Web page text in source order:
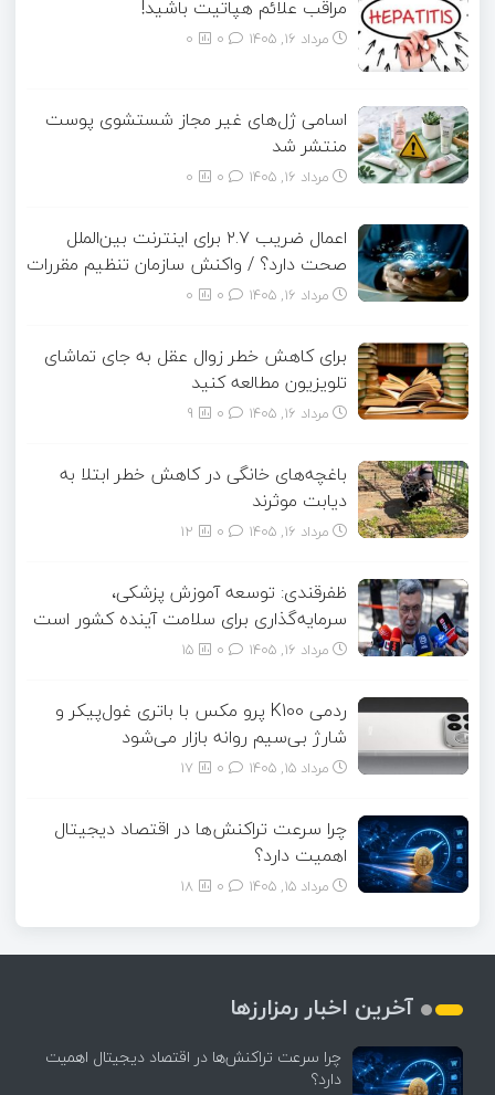
مراقب علائم هپاتیت باشید!
مرداد ۱۶, ۱۴۰۵ 0
اسامی ژل‌های غیر مجاز شستشوی پوست
منتشر شد
مرداد ۱۶, ۱۴۰۵ 0
اعمال ضریب ۲.۷ برای اینترنت بین‌الملل
صحت دارد؟ / واکنش سازمان تنظیم مقررات
مرداد ۱۶, ۱۴۰۵ 0
برای کاهش خطر زوال عقل به جای تماشای
تلویزیون مطالعه کنید
مرداد ۱۶, ۱۴۰۵ 9
باغچه‌های خانگی در کاهش خطر ابتلا به
دیابت موثرند
مرداد ۱۶, ۱۴۰۵ 12
ظفرقندی: توسعه آموزش پزشکی،
سرمایه‌گذاری برای سلامت آینده کشور است
مرداد ۱۶, ۱۴۰۵ 15
ردمی K100 پرو مکس با باتری غول‌پیکر و
شارژ بی‌سیم روانه بازار می‌شود
مرداد ۱۵, ۱۴۰۵ 17
چرا سرعت تراکنش‌ها در اقتصاد دیجیتال
اهمیت دارد؟
مرداد ۱۵, ۱۴۰۵ 18
آخرین اخبار رمزارزها
چرا سرعت تراکنش‌ها در اقتصاد دیجیتال اهمیت
دارد؟